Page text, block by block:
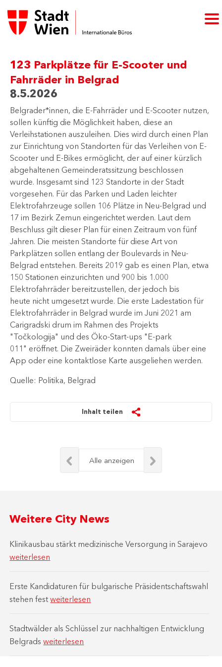
123 Parkplätze für E-Scooter und
Fahrräder in Belgrad
8.5.2026
Belgrader*innen, die E-Fahrräder und E-Scooter nutzen,
sollen künftig die Möglichkeit haben, diese an
Verleihstationen auszuleihen. Dies wird durch einen Plan
zur Einrichtung von Standorten für das Verleihen von E-
Scooter und E-Bikes ermöglicht, der auf einer kürzlich
abgehaltenen Gemeinderatssitzung beschlossen
wurde. Insgesamt sind 123 Standorte in der Stadt
vorgesehen. Für das Parken und Laden leichter
Elektrofahrzeuge sollen 106 Plätze in Neu-Belgrad und
17 im Bezirk Zemun eingerichtet werden. Laut dem
Beschluss gilt dieser Plan für einen Zeitraum von fünf
Jahren. Die meisten Standorte für diese Art von
Parkplätzen sollen entlang der Boulevards in Neu-
Belgrad entstehen. Bereits 2019 gab es einen Plan, etwa
150 Stationen einzurichten und 900 bis 1.000
Elektrofahrräder bereitzustellen, der jedoch bis
heute nicht umgesetzt wurde. Die erste Ladestation für
Elektrofahrräder in Belgrad wurde im Juni 2021 am
Carigradski drum im Rahmen des Projekts
"Točkologija" und des Öko-Start-ups "E-park
011" eröffnet. Die Zweiräder konnten damals über eine
App oder eine kontaktlose Karte ausgeliehen werden.​
Quelle: Politika, Belgrad
Inhalt teilen
Alle anzeigen
Weitere City News
Klinikausbau stärkt medizinische Versorgung in Sarajevo
weiterlesen
Erste Kandidaturen für bulgarische Präsidentschaftswahl
stehen festweiterlesen
Stadtwälder als Schlüssel zur nachhaltigen Entwicklung
Belgradsweiterlesen